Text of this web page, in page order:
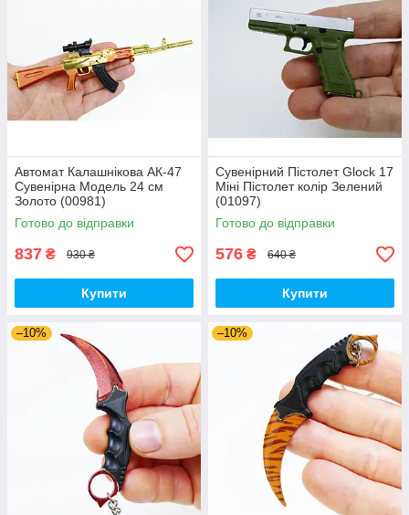
Автомат Калашнікова АК-47
Сувенірна Модель 24 см
Золото (00981)
Готово до відправки
837 ₴ 930 ₴
Купити
Сувенірний Пістолет Glock 17
Міні Пістолет колір Зелений
(01097)
Готово до відправки
576 ₴ 640 ₴
Купити
–10% –10%